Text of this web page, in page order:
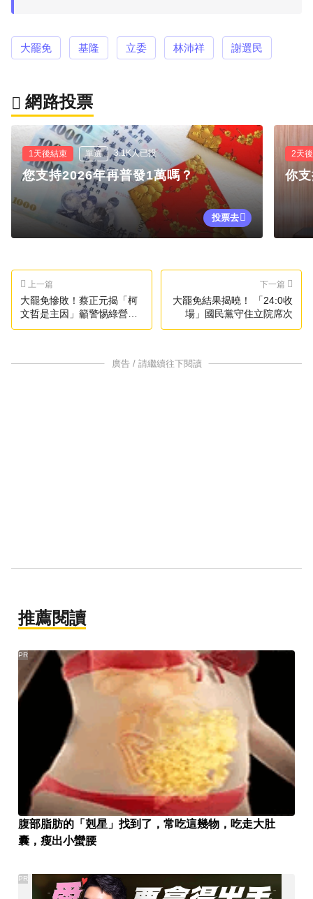
大罷免 基隆 立委 林沛祥 謝選民
網路投票
1天後結束 單選 3.1K人已投
您支持2026年再普發1萬嗎？
投票去
2天
你
上一篇
大罷免慘敗！蔡正元揭「柯
文哲是主因」籲警惕綠營行
動
下一篇
大罷免結果揭曉！ 「24:0收
場」國民黨守住立院席次
廣告 / 請繼續往下閱讀
推薦閱讀
腹部脂肪的「剋星」找到了，常吃這幾物，吃走大肚
囊，瘦出小蠻腰
PR
PR